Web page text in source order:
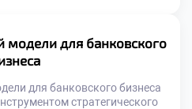
маркетинг.
услуги — […]
модели для банковского
для банковского бизнеса
стратегического